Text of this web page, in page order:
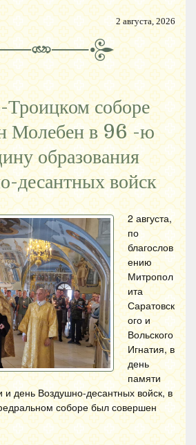
2 августа, 2026
соборе
Молебен в 96 -ю
образования
десантных войск
2 августа,
по
благослов
ению
Митропол
ита
Саратовск
ого и
Вольского
Игнатия, в
день
памяти
день Воздушно-десантных войск, в
соборе был совершен